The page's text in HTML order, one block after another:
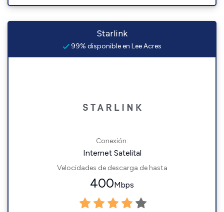
Starlink
99% disponible en Lee Acres
Conexión:
Internet Satelital
Velocidades de descarga de hasta
400Mbps